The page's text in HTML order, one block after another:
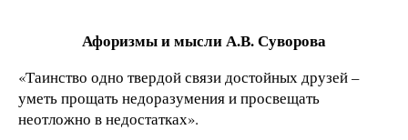
Афоризмы и мысли А.В. Суворова
«Таинство одно твердой связи достойных друзей –
уметь прощать недоразумения и просвещать
неотложно в недостатках».